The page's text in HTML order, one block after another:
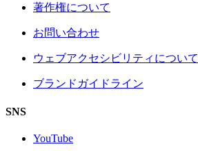
著作権について
お問い合わせ
ウェブアクセシビリティについて
ブランドガイドライン
SNS
YouTube